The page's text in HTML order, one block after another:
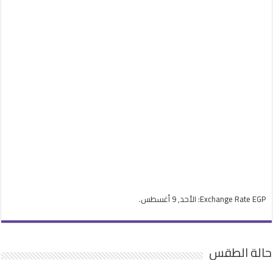
Exchange Rate EGP : الأحد, 9 أغسطس.
حالة الطقس